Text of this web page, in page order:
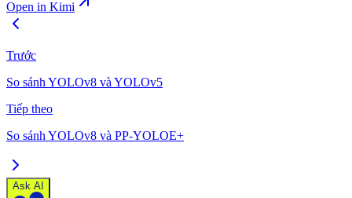
Open in Kimi
Trước
So sánh YOLOv8 và YOLOv5
Tiếp theo
So sánh YOLOv8 và PP-YOLOE+
Ask AI